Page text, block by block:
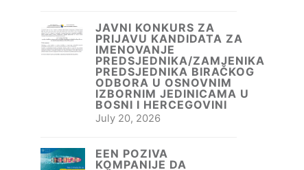
JAVNI KONKURS ZA
PRIJAVU KANDIDATA ZA
IMENOVANJE
PREDSJEDNIKA/ZAMJENIKA
PREDSJEDNIKA BIRAČKOG
ODBORA U OSNOVNIM
IZBORNIM JEDINICAMA U
BOSNI I HERCEGOVINI
July 20, 2026
EEN POZIVA
KOMPANIJE DA